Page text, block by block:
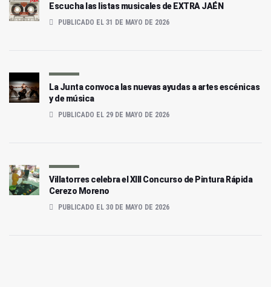
Escucha las listas musicales de EXTRA JAÉN
PUBLICADO EL 31 DE MAYO DE 2026
La Junta convoca las nuevas ayudas a artes escénicas
y de música
PUBLICADO EL 29 DE MAYO DE 2026
Villatorres celebra el XIII Concurso de Pintura Rápida
Cerezo Moreno
PUBLICADO EL 30 DE MAYO DE 2026